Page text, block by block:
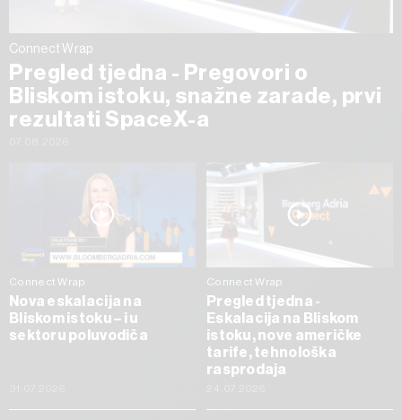
Connect Wrap
Pregled tjedna - Pregovori o
Bliskom istoku, snažne zarade, prvi
rezultati SpaceX-a
Connect Wrap
Nova eskalacija na
Bliskom istoku – i u
sektoru poluvodiča
Connect Wrap
Pregled tjedna -
Eskalacija na Bliskom
istoku, nove američke
tarife, tehnološka
rasprodaja